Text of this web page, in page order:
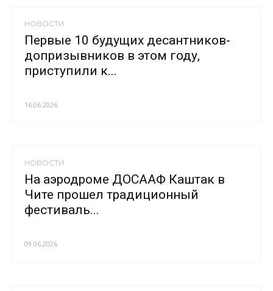
НОВОСТИ
Первые 10 будущих десантников-
допризывников в этом году,
приступили к...
16.06.2026
НОВОСТИ
На аэродроме ДОСААФ Каштак в
Чите прошел традиционный
фестиваль...
09.06.2026